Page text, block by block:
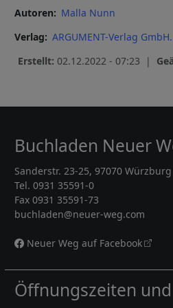
Autoren
Malla Nunn
Verlag
ARGUMENT-Verlag
Erstellt: 02.12.2022 - 07:23 |
Buchladen Neuer
Sanderstr. 23-25, 97070 Würzburg
Tel. 0931 35591-0
Fax 0931 35591-73
buchladen@neuer-weg.com
Neuer Weg auf Facebook
Öffnungszeiten